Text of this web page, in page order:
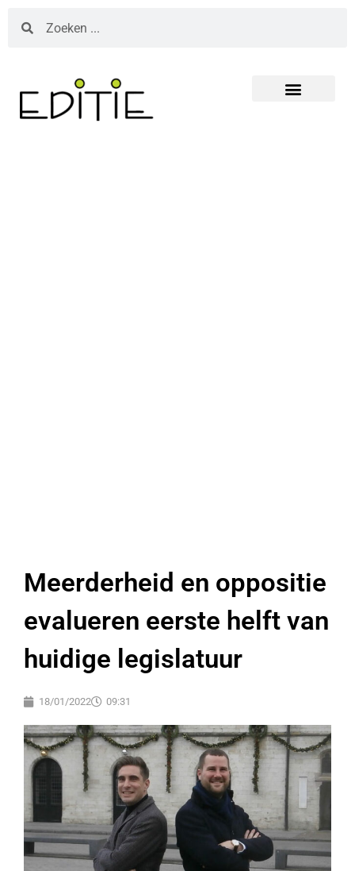
Meerderheid en oppositie
evalueren eerste helft van
huidige legislatuur
18/01/2022 09:31